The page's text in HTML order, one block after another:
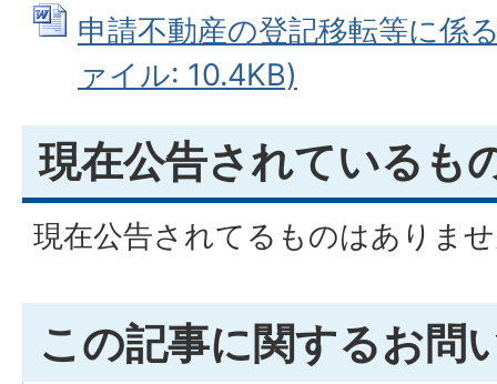
申請不動産の登記移転等に係
ァイル: 10.4KB)
現在公告されているも
現在公告されてるものはありま
この記事に関するお問